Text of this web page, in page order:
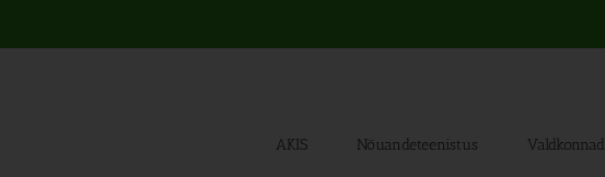
AKIS Nõuandeteenistus Valdkonnad